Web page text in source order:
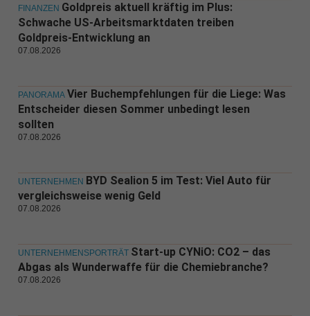
FINANZEN Goldpreis aktuell kräftig im Plus:
Schwache US-Arbeitsmarktdaten treiben
Goldpreis-Entwicklung an
07.08.2026
PANORAMA Vier Buchempfehlungen für die Liege: Was
Entscheider diesen Sommer unbedingt lesen
sollten
07.08.2026
UNTERNEHMEN BYD Sealion 5 im Test: Viel Auto für
vergleichsweise wenig Geld
07.08.2026
UNTERNEHMENSPORTRÄT Start-up CYNiO: CO2 – das
Abgas als Wunderwaffe für die Chemiebranche?
07.08.2026